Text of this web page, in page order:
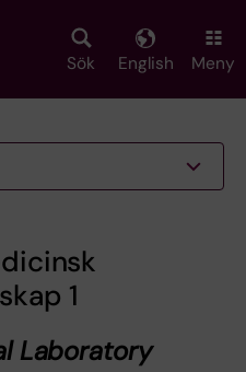
Sök English Meny
1
Laboratory